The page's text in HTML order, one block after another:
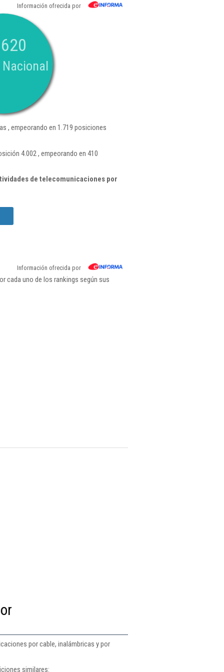
Información ofrecida por
, empeorando en 1.719 posiciones
4.002 , empeorando en 410
de telecomunicaciones por
Información ofrecida por
cada uno de los rankings según sus
por cable, inalámbricas y por
similares: